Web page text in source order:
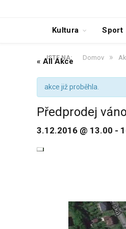
Kultura Sport
JSTE NA: Domov »
« All Akce
akce již proběhla.
Předprodej
3.12.2016 @ 13.00 -